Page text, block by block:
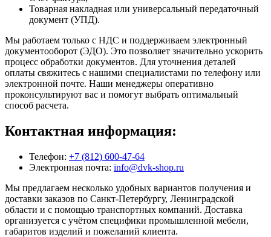
Товарная накладная или универсальный передаточный
документ (УПД).
Мы работаем только с НДС и поддерживаем электронный
документооборот (ЭДО). Это позволяет значительно ускорить
процесс обработки документов. Для уточнения деталей
оплаты свяжитесь с нашими специалистами по телефону или
электронной почте. Наши менеджеры оперативно
проконсультируют вас и помогут выбрать оптимальный
способ расчета.
Контактная информация:
Телефон: +7 (812) 600-47-64
Электронная почта: info@dvk-shop.ru
Мы предлагаем несколько удобных вариантов получения и
доставки заказов по Санкт-Петербургу, Ленинградской
области и с помощью транспортных компаний. Доставка
организуется с учётом специфики промышленной мебели,
габаритов изделий и пожеланий клиента.